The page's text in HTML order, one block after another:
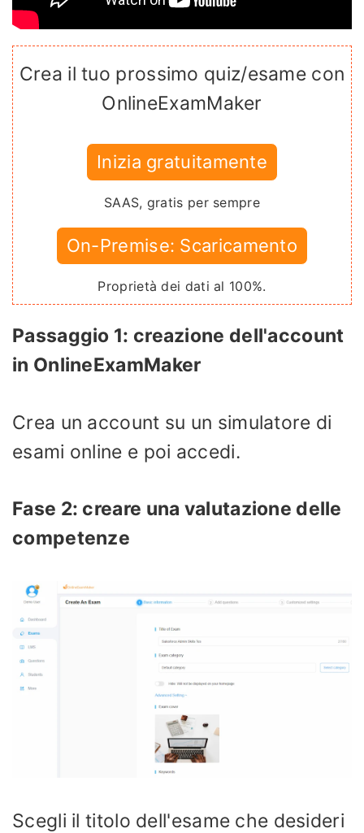
Crea il tuo prossimo quiz/esame con
OnlineExamMaker
Inizia gratuitamente
SAAS, gratis per sempre
On-Premise: Scaricamento
Proprietà dei dati al 100%.
Passaggio 1: creazione dell'account
in OnlineExamMaker
Crea un account su un simulatore di
esami online e poi accedi.
Fase 2: creare una valutazione delle
competenze
Scegli il titolo dell'esame che desideri